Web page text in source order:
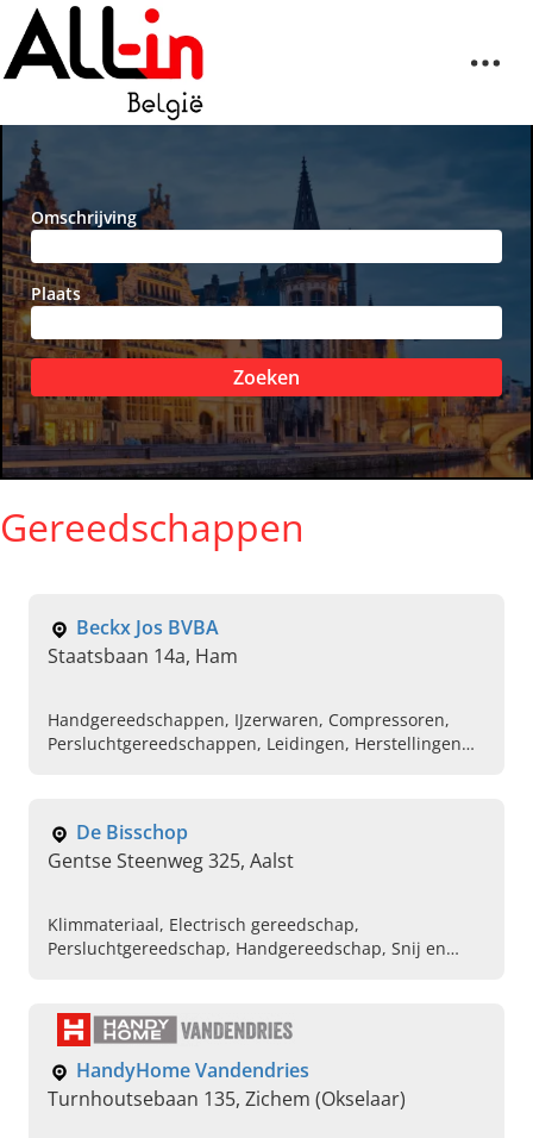
Omschrijving
Plaats
Zoeken
Gereedschappen
Beckx Jos BVBA
Staatsbaan 14a, Ham
Handgereedschappen, IJzerwaren, Compressoren,
Persluchtgereedschappen, Leidingen, Herstellingen
De Bisschop
Gentse Steenweg 325, Aalst
Klimmateriaal, Electrisch gereedschap,
Persluchtgereedschap, Handgereedschap, Snij en
HandyHome Vandendries
Turnhoutsebaan 135, Zichem (Okselaar)